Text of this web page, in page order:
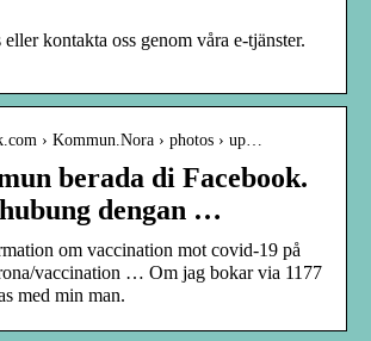
kontakta oss genom våra e-tjänster.
› Kommun.Nora › photos › up…
berada di Facebook.
dengan …
om vaccination mot covid-19 på
vaccination … Om jag bokar via 1177
med min man.